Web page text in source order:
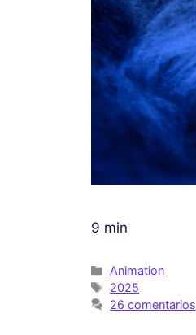
9 min
Animation
2025
26 comentarios